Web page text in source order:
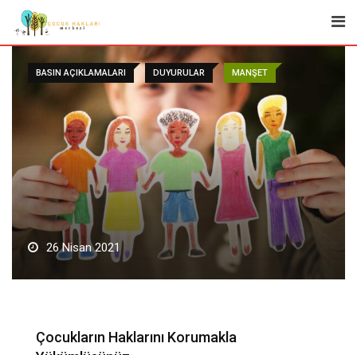
content
BASIN AÇIKLAMALARI DUYURULAR MANŞET
26 Nisan 2021
Çocukların Haklarını Korumakla